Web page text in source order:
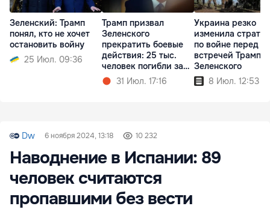
Зеленский: Трамп
понял, кто не хочет
остановить войну
25 Июл. 09:36
Трамп призвал
Зеленского
прекратить боевые
действия: 25 тыс.
человек погибли за
месяц31 Июл. 17:16
Украина резко
изменила
по войне перед
встречей Трампа
Зеленского
8 Июл. 12:53
Dw 6 ноября 2024, 13:18 10 232
Наводнение в Испании: 89
человек считаются
пропавшими без вести